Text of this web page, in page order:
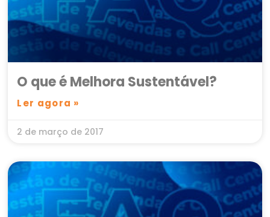
O que é Melhora Sustentável?
Ler agora »
2 de março de 2017